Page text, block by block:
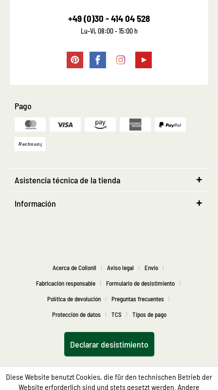
+49 (0)30 - 414 04 528
Lu-Vi, 08:00 - 15:00 h
Pago
Asistencia técnica de la tienda
Información
Acerca de Collonil Aviso legal
Envio
Fabricación responsable
Formulario de desistimiento
Política de devolución
Preguntas frecuentes
Protección de datos
TCS Tipos de pago
Declarar desistimiento
Diese Website benutzt Cookies, die für den technischen Betrieb der
Website erforderlich sind und stets gesetzt werden. Andere